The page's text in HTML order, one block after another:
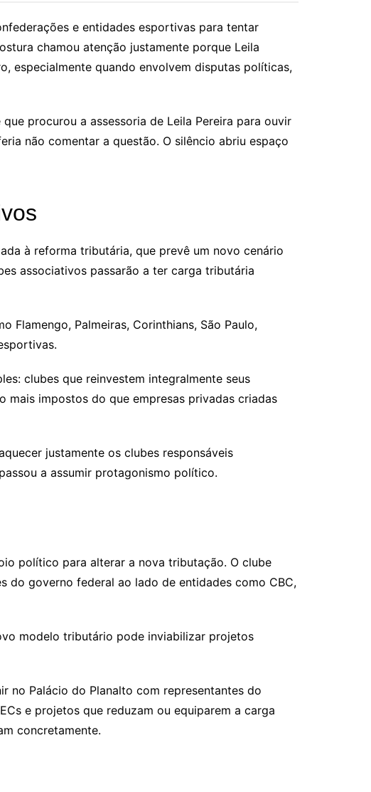
e entidades esportivas para tentar
chamou atenção justamente porque Leila
especialmente quando envolvem disputas políticas,
procurou a assessoria de Leila Pereira para ouvir
não comentar a questão. O silêncio abriu espaço
à reforma tributária, que prevê um novo cenário
associativos passarão a ter carga tributária
Flamengo, Palmeiras, Corinthians, São Paulo,
clubes que reinvestem integralmente seus
mais impostos do que empresas privadas criadas
justamente os clubes responsáveis
a assumir protagonismo político.
político para alterar a nova tributação. O clube
do governo federal ao lado de entidades como CBC,
modelo tributário pode inviabilizar projetos
no Palácio do Planalto com representantes do
e projetos que reduzam ou equiparem a carga
concretamente.